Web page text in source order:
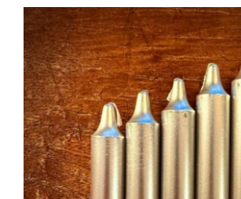
AGGIUNGI AL CARRELLO